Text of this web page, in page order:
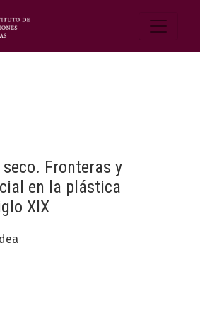
Fronteras y
en la plástica
XIX